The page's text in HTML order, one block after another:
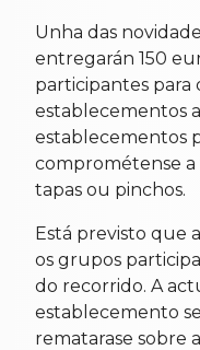
Unha das
entregarán 150
participantes para
establecementos
establecementos
comprométense a
tapas ou pinchos.
Está previsto que
os grupos
do recorrido. A
establecemento
rematarase sobre